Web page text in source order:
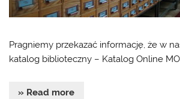
Pragniemy przekazać informację, że w
katalog biblioteczny – Katalog Online
» Read more